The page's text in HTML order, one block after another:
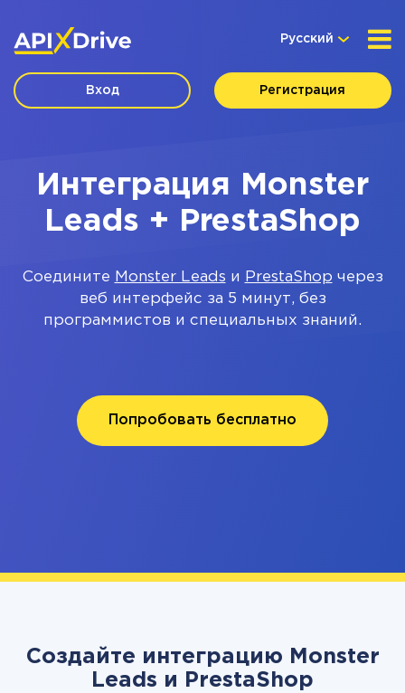
Русский
Вход Регистрация
Интеграция Monster
Leads + PrestaShop
Соедините Monster Leads и PrestaShop через
веб интерфейс за 5 минут, без
программистов и специальных знаний.
Попробовать бесплатно
Создайте интеграцию Monster
Leads и PrestaShop